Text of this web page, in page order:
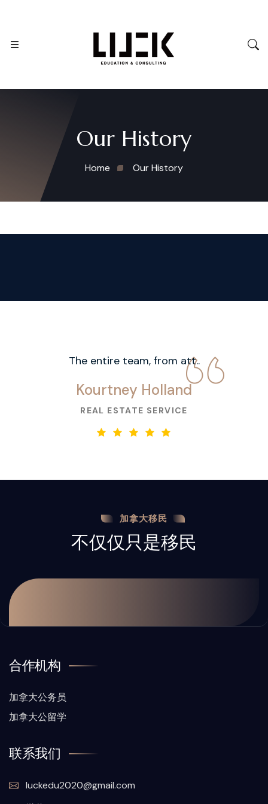
Our History
Home Our History
The entire team, from att..
Kourtney Holland
REAL ESTATE SERVICE
加拿大移民
不仅仅只是移民
合作机构
加拿大公务员
加拿大公留学
联系我们
luckedu2020@gmail.com